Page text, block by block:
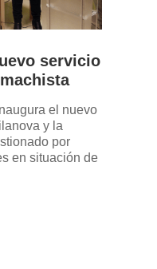
servicio
el nuevo
y la
por
en situación de